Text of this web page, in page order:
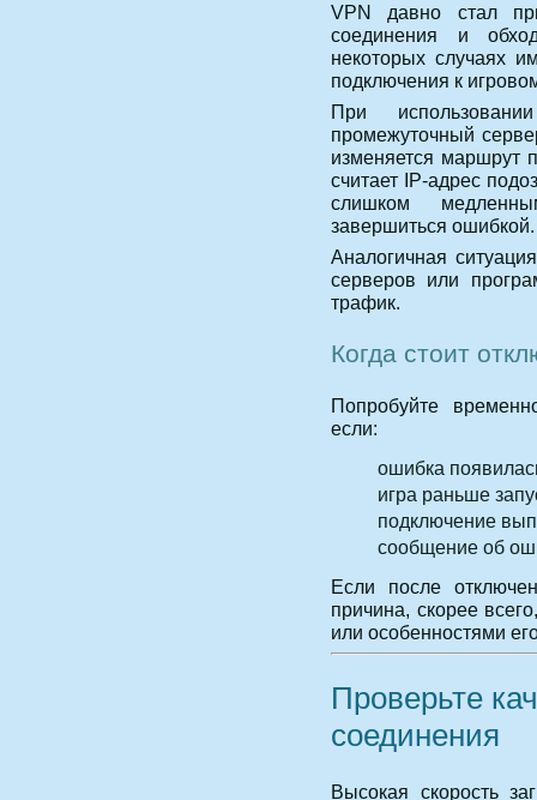
VPN давно стал
соединения и
некоторых случаях
подключения к
При
промежуточный
изменяется маршрут
считает IP-адрес
слишком
завершиться ошибкой.
Аналогичная
серверов или
трафик.
Когда стоит
Попробуйте
если:
ошибка
игра раньше
подключение
сообщение об
Если после
причина, скорее
или особенностями
Проверьте
соединения
Высокая скорость